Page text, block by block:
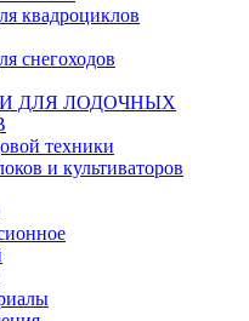
квадроциклов
снегоходов
ДЛЯ ЛОДОЧНЫХ
техники
и культиваторов